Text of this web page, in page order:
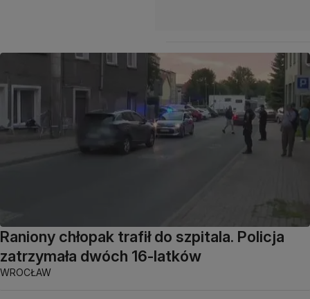
Raniony chłopak trafił do szpitala. Policja
zatrzymała dwóch 16-latków
WROCŁAW